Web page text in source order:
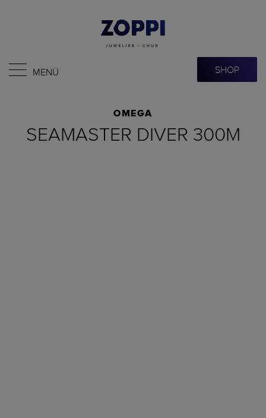
MENÜ SHOP
OMEGA
SEAMASTER DIVER 300M